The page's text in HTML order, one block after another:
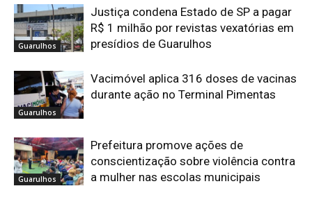
Guarulhos
Justiça condena Estado de SP a pagar
R$ 1 milhão por revistas vexatórias em
presídios de Guarulhos
Guarulhos
Vacimóvel aplica 316 doses de vacinas
durante ação no Terminal Pimentas
Guarulhos
Prefeitura promove ações de
conscientização sobre violência contra
a mulher nas escolas municipais